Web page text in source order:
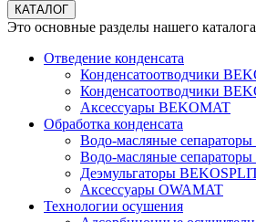
КАТАЛОГ
Это основные разделы нашего
Отведение конденсата
Конденсатоотводчики
Конденсатоотводчики
Аксессуары BEKOMAT
Обработка конденсата
Водо-масляные
Водо-масляные
Деэмульгаторы
Аксессуары OWAMAT
Технологии осушения